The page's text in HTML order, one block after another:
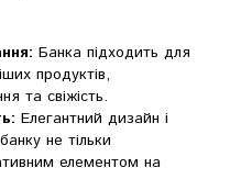
Банка підходить для
продуктів,
та свіжість.
Елегантний дизайн і
не тільки
елементом на